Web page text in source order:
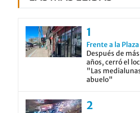
Frente a la Plaza
Después de
años, cerró el
"Las
abuelo"